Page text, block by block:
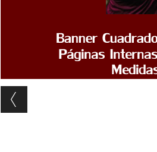
Post navigation